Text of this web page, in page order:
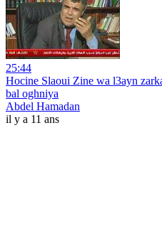
25:44
Hocine Slaoui Zine wa l3ayn
bal oghniya
Abdel Hamadan
il y a 11 ans